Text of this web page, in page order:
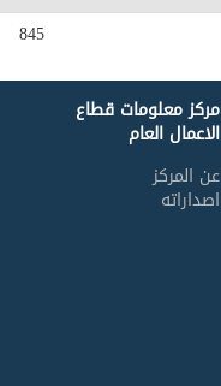
845
مركز معلومات قطاع
الاعمال العام
عن المركز
اصداراته